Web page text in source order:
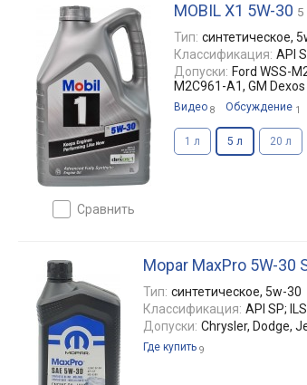
сравнить
MOBIL X1 5W-30 5
Тип: синтетическое,
Классификация: API
Допуски: Ford WSS-
M2C961-A1, GM
Видео 8 Обсуждение 1
1 л 5 л 20 л
Mopar MaxPro 5W-30
Тип: синтетическое, 5w-30
Классификация: API SP;
Допуски: Chrysler, Dodge,
Где купить 9